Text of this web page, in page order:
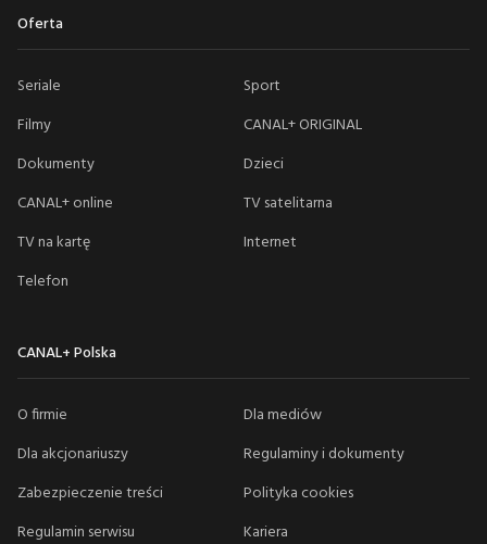
Oferta
Seriale
Sport
Filmy
CANAL+ ORIGINAL
Dokumenty
Dzieci
CANAL+ online
TV satelitarna
TV na kartę
Internet
Telefon
CANAL+ Polska
O firmie
Dla mediów
Dla akcjonariuszy
Regulaminy i dokumenty
Zabezpieczenie treści
Polityka cookies
Regulamin serwisu
Kariera